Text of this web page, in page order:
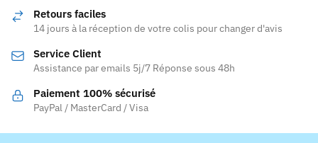
Retours faciles
14 jours à la réception de votre colis pour changer d'avis
Service Client
Assistance par emails 5j/7 Réponse sous 48h
Paiement 100% sécurisé
PayPal / MasterCard / Visa